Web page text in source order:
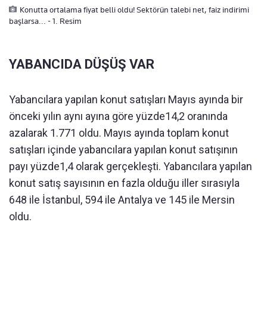
Konutta ortalama fiyat belli oldu! Sektörün talebi net, faiz indirimi
başlarsa... - 1. Resim
YABANCIDA DÜŞÜŞ VAR
Yabancılara yapılan konut satışları Mayıs ayında bir
önceki yılın aynı ayına göre yüzde14,2 oranında
azalarak 1.771 oldu. Mayıs ayında toplam konut
satışları içinde yabancılara yapılan konut satışının
payı yüzde1,4 olarak gerçekleşti. Yabancılara yapılan
konut satış sayısının en fazla olduğu iller sırasıyla
648 ile İstanbul, 594 ile Antalya ve 145 ile Mersin
oldu.